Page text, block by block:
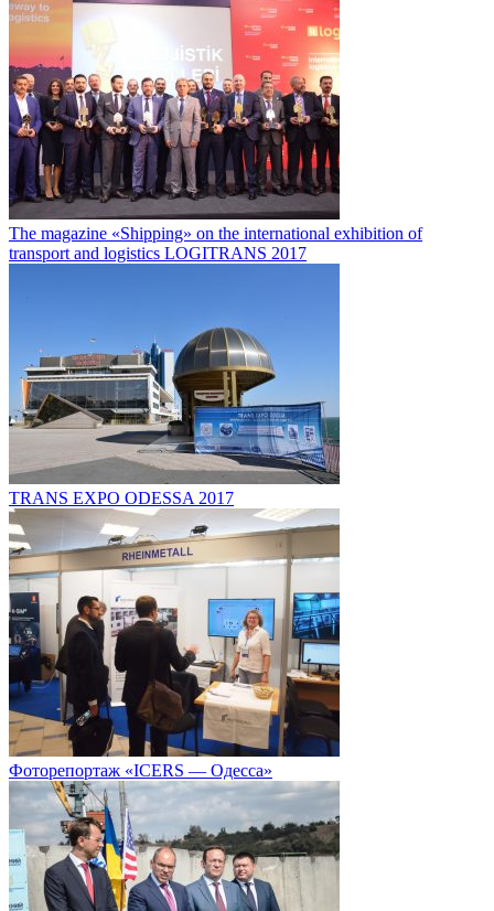
The magazine «Shipping» on the international exhibition of
transport and logistics LOGITRANS 2017
TRANS EXPO ODESSA 2017
Фоторепортаж «ICERS — Одесса»